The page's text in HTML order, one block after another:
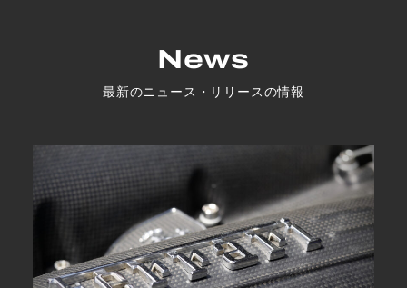
News
最新のニュース・リリースの情報